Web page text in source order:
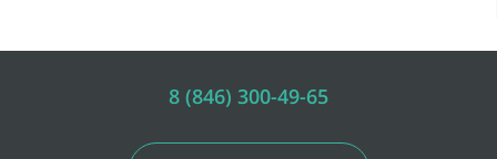
8 (846) 300-49-65